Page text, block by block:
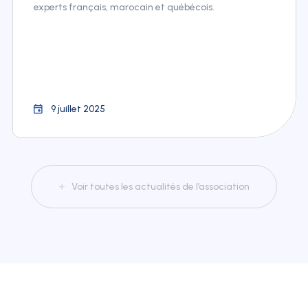
experts français, marocain et québécois.
9 juillet 2025
Voir toutes les actualités de l’association